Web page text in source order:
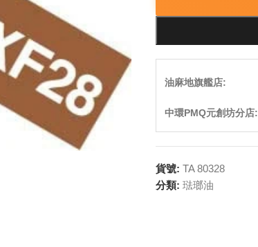
油麻地旗艦店:
中環PMQ元創坊分店:
貨號: TA 80328
分類: 琺瑯油